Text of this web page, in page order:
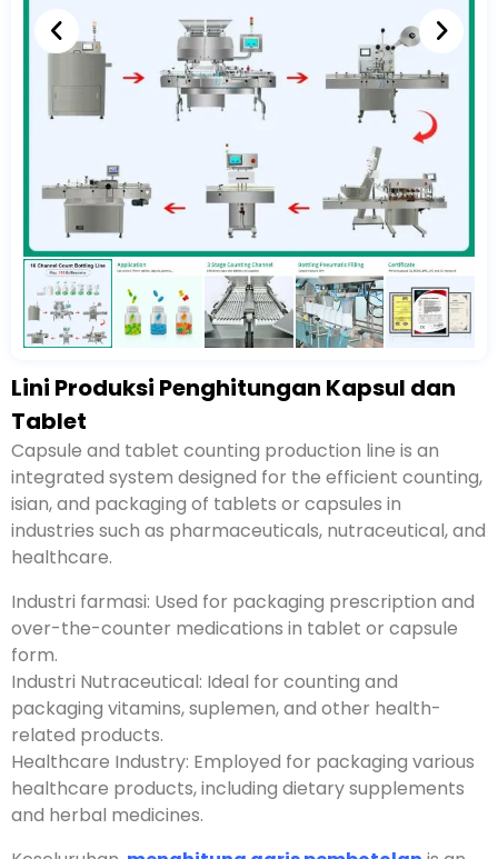
Lini Produksi Penghitungan Kapsul dan
Tablet
Lini produksi penghitungan kapsul dan tablet adalah
sistem terintegrasi yang dirancang untuk
penghitungan yang efisien, isian,dan pengemasan
tablet atau kapsul di industri seperti farmasi,
nutraceutical,
Industri farmasi: Digunakan untuk mengemas obat
resep dan obat bebas dalam bentuk tablet atau
kapsul
Industri Nutraceutical: Ideal untuk menghitung dan
mengemas vitamin, suplemen,dan produk-produk
kesehatan lainnya
Industri Kesehatan:Digunakan untuk mengemas
berbagai produk kesehatan,termasuk suplemen
makanan dan obat-obatan herbal